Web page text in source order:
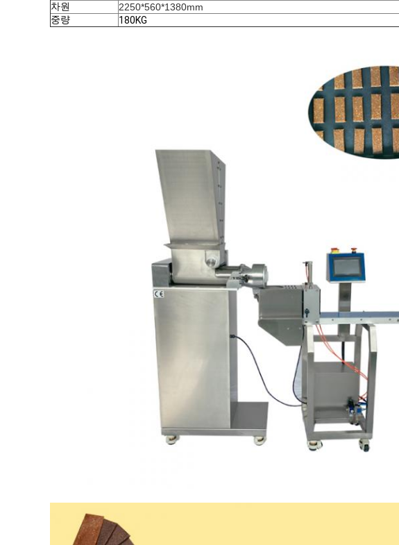
차원
2250*560*1380mm
중량
180KG